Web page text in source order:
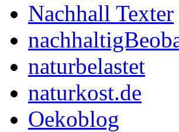
Nachhall Texter
naturbelastet
naturkost.de
Oekoblog